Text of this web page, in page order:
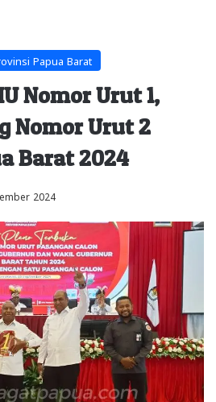
Papua Barat
Nomor Urut 1,
Nomor Urut 2
Barat 2024
2024